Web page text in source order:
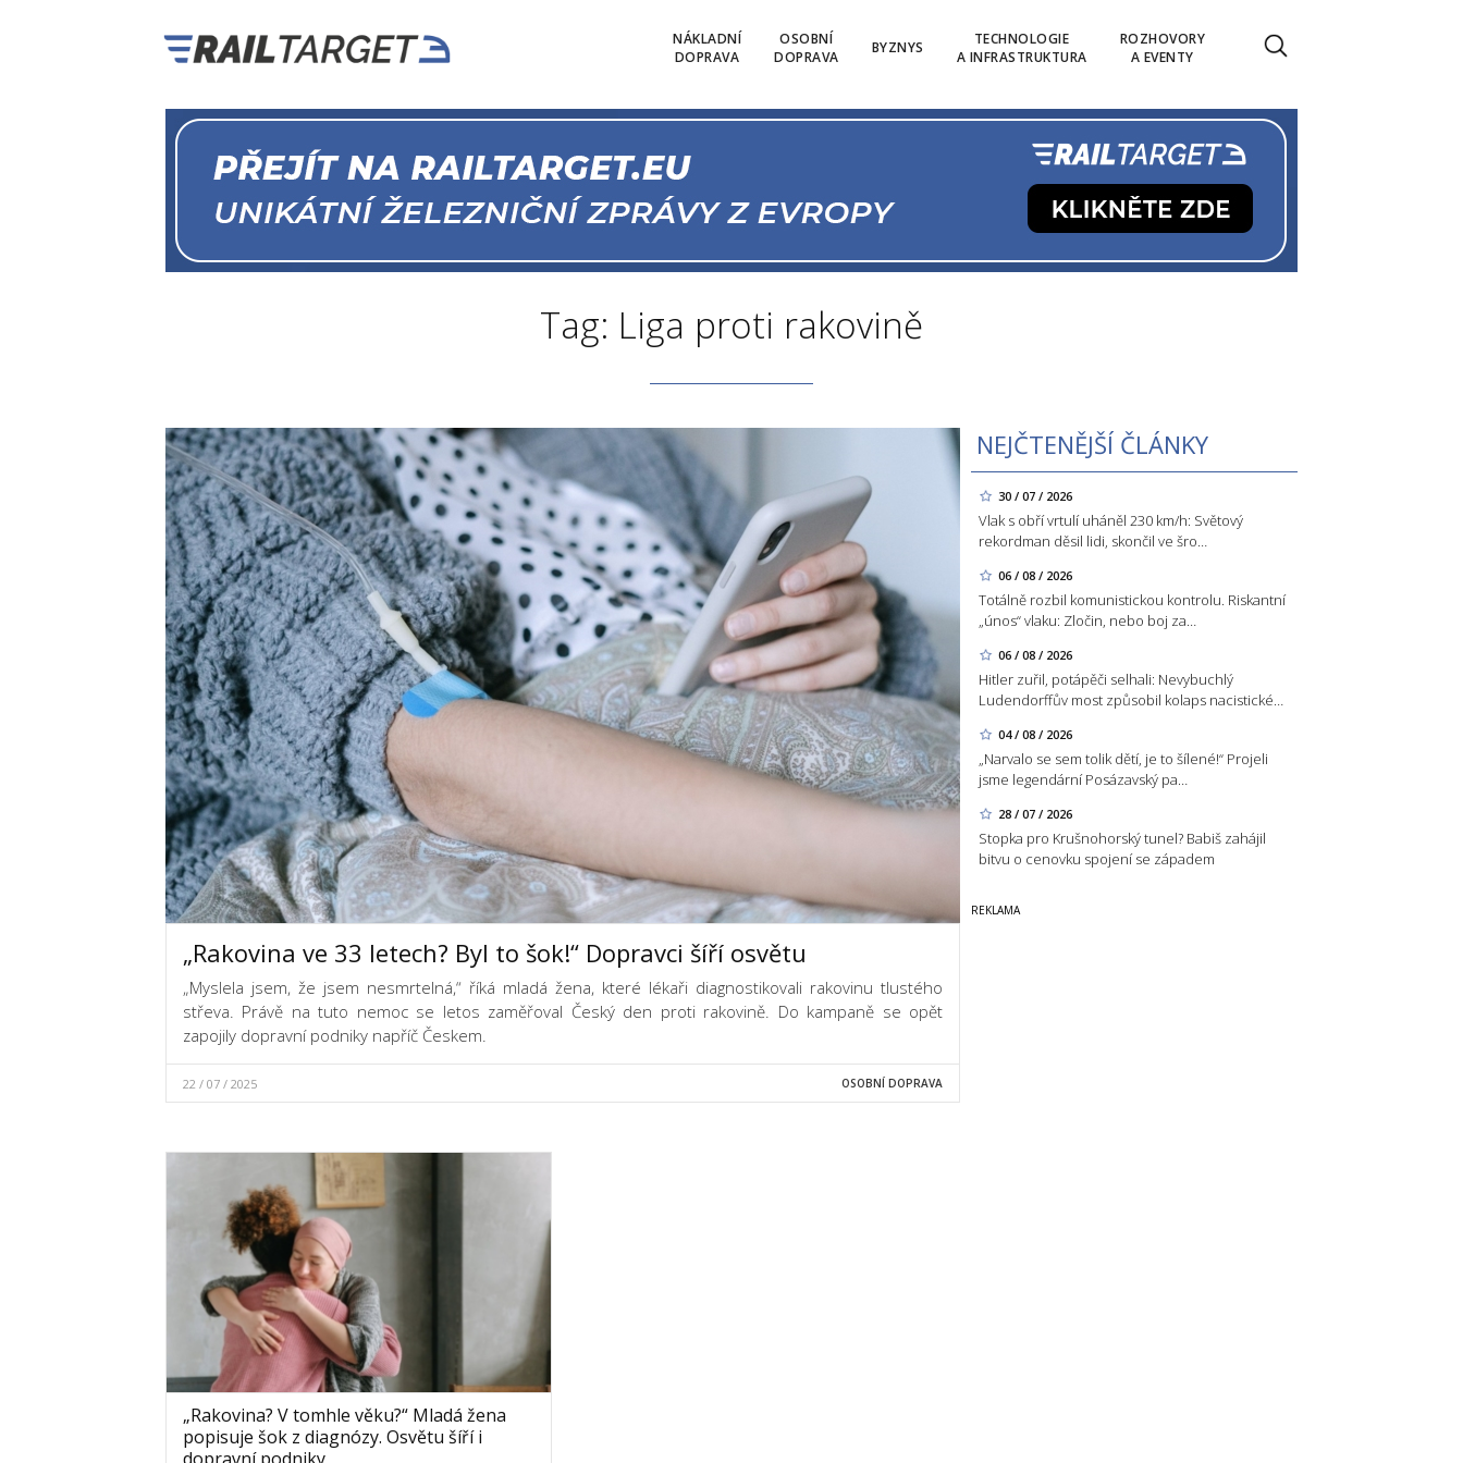
NÁKLADNÍ
DOPRAVA
OSOBNÍ
DOPRAVA
BYZNYS
TECHNOLOGIE
A INFRASTRUKTURA
ROZHOVORY
A EVENTY
Tag: Liga proti rakovině
NEJČTENĚJŠÍ ČLÁNKY
30 / 07 / 2026
Vlak s obří vrtulí uháněl 230 km/h: Světový
rekordman děsil lidi, skončil ve šro…
06 / 08 / 2026
Totálně rozbil komunistickou kontrolu. Riskantní
„únos“ vlaku: Zločin, nebo boj za…
06 / 08 / 2026
Hitler zuřil, potápěči selhali: Nevybuchlý
Ludendorffův most způsobil kolaps nacistické…
04 / 08 / 2026
„Narvalo se sem tolik dětí, je to šílené!“ Projeli
jsme legendární Posázavský pa…
28 / 07 / 2026
Stopka pro Krušnohorský tunel? Babiš zahájil
bitvu o cenovku spojení se západem
„Rakovina ve 33 letech? Byl to šok!“ Dopravci šíří osvětu
„Myslela jsem, že jsem nesmrtelná,“ říká mladá žena, které lékaři diagnostikovali rakovinu tlustého
střeva. Právě na tuto nemoc se letos zaměřoval Český den proti rakovině. Do kampaně se opět
zapojily dopravní podniky napříč Českem.
22 / 07 / 2025 OSOBNÍ DOPRAVA
„Rakovina? V tomhle věku?“ Mladá žena
popisuje šok z diagnózy. Osvětu šíří i